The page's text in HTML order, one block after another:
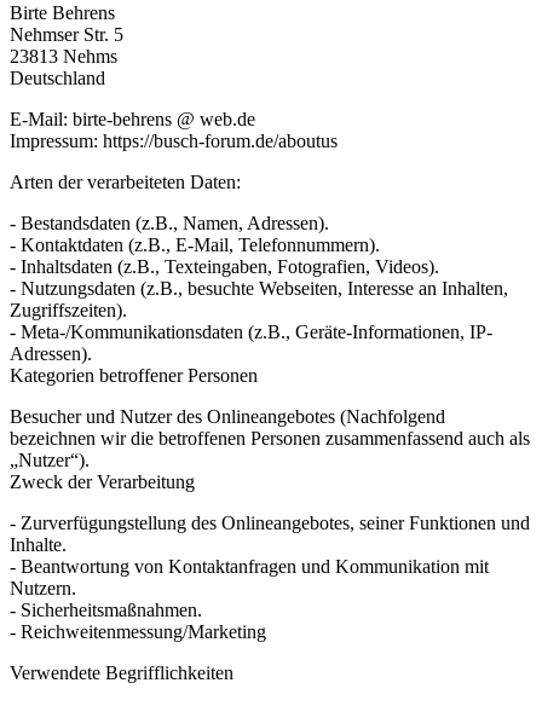
Birte Behrens
Nehmser Str. 5
23813 Nehms
Deutschland
E-Mail: birte-behrens @ web.de
Impressum: https://busch-forum.de/aboutus
Arten der verarbeiteten Daten:
- Bestandsdaten (z.B., Namen, Adressen).
- Kontaktdaten (z.B., E-Mail, Telefonnummern).
- Inhaltsdaten (z.B., Texteingaben, Fotografien, Videos).
- Nutzungsdaten (z.B., besuchte Webseiten, Interesse an Inhalten,
Zugriffszeiten).
- Meta-/Kommunikationsdaten (z.B., Geräte-Informationen, IP-
Adressen).
Kategorien betroffener Personen
Besucher und Nutzer des Onlineangebotes (Nachfolgend
bezeichnen wir die betroffenen Personen zusammenfassend auch als
„Nutzer“).
Zweck der Verarbeitung
- Zurverfügungstellung des Onlineangebotes, seiner Funktionen und
Inhalte.
- Beantwortung von Kontaktanfragen und Kommunikation mit
Nutzern.
- Sicherheitsmaßnahmen.
- Reichweitenmessung/Marketing
Verwendete Begrifflichkeiten